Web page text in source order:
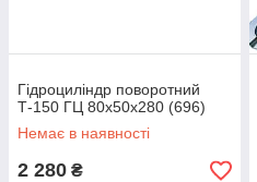
Гідроциліндр поворотний
Т-150 ГЦ 80х50х280 (696)
Немає в наявності
2 280 ₴